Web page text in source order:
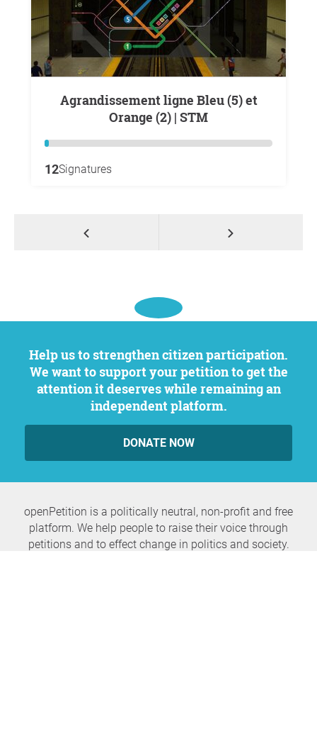
Agrandissement ligne Bleu (5) et
Orange (2) | STM
12Signatures
Help us to strengthen citizen participation.
We want to support your petition to get the
attention it deserves while remaining an
independent platform.
DONATE NOW
openPetition is a politically neutral, non-profit and free
platform. We help people to raise their voice through
petitions and to effect change in politics and society.